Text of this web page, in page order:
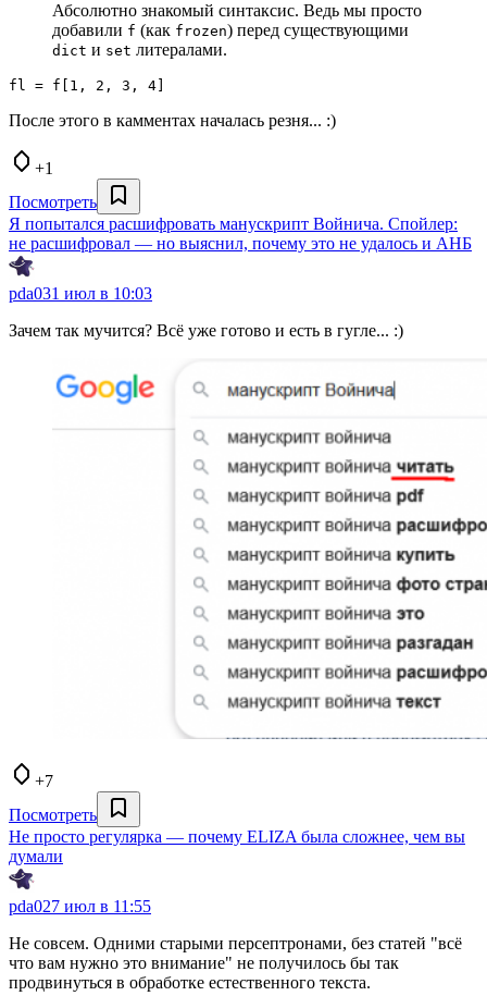
Абсолютно знакомый синтаксис. Ведь мы просто
добавили f (как frozen) перед существующими
dict и set литералами.
fl = f[1, 2, 3, 4]
После этого в камментах началась резня... :)
+1
Посмотреть
Я попытался расшифровать манускрипт Войнича. Спойлер:
не расшифровал — но выяснил, почему это не удалось и АНБ
pda031 июл в 10:03
Зачем так мучится? Всё уже готово и есть в гугле... :)
+7
Посмотреть
Не просто регулярка — почему ELIZA была сложнее, чем вы
думали
pda027 июл в 11:55
Не совсем. Одними старыми персептронами, без статей "всё
что вам нужно это внимание" не получилось бы так
продвинуться в обработке естественного текста.